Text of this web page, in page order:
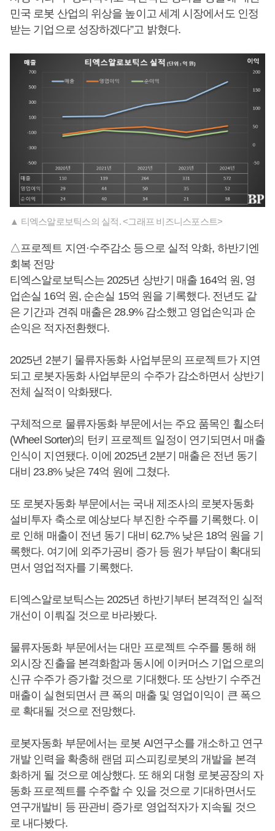
민국 로봇 산업의 위상을 높이고 세계 시장에서도 인정
받는 기업으로 성장하겠다”고 밝혔다.
▲ 티엑스알로보틱스의 실적. <그래프 비즈니스포스트>
△프로젝트 지연·수주감소 등으로 실적 악화, 하반기엔
회복 전망
티엑스알로보틱스는 2025년 상반기 매출 164억 원, 영
업손실 16억 원, 순손실 15억 원을 기록했다. 전년도 같
은 기간과 견줘 매출은 28.9% 감소했고 영업손익과 순
손익은 적자전환했다.
2025년 2분기 물류자동화 사업부문의 프로젝트가 지연
되고 로봇자동화 사업부문의 수주가 감소하면서 상반기
전체 실적이 악화됐다.
구체적으로 물류자동화 부문에서는 주요 품목인 휠소터
(Wheel Sorter)의 턴키 프로젝트 일정이 연기되면서 매출
인식이 지연됐다. 이에 2025년 2분기 매출은 전년 동기
대비 23.8% 낮은 74억 원에 그쳤다.
또 로봇자동화 부문에서는 국내 제조사의 로봇자동화
설비투자 축소로 예상보다 부진한 수주를 기록했다. 이
로 인해 매출이 전년 동기 대비 62.7% 낮은 18억 원을 기
록했다. 여기에 외주가공비 증가 등 원가 부담이 확대되
면서 영업적자를 기록했다.
티엑스알로보틱스는 2025년 하반기부터 본격적인 실적
개선이 이뤄질 것으로 바라봤다.
물류자동화 부문에서는 대만 프로젝트 수주를 통해 해
외시장 진출을 본격화함과 동시에 이커머스 기업으로의
신규 수주가 증가할 것으로 기대했다. 또 상반기 수주건
매출이 실현되면서 큰 폭의 매출 및 영업이익이 큰 폭으
로 확대될 것으로 전망했다.
로봇자동화 부문에서는 로봇 AI연구소를 개소하고 연구
개발 인력을 확충해 랜덤 피스피킹로봇의 개발을 본격
화하게 될 것으로 예상했다. 또 해외 대형 로봇공장의 자
동화 프로젝트를 수주할 수 있을 것으로 기대하면서도
연구개발비 등 판관비 증가로 영업적자가 지속될 것으
로 내다봤다.